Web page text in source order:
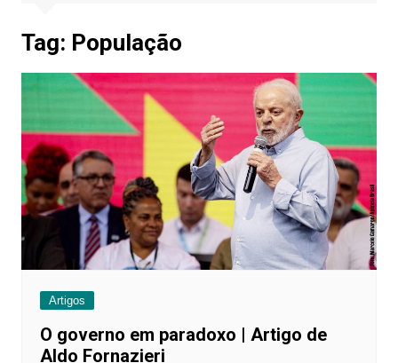
Tag: População
Artigos
O governo em paradoxo | Artigo de
Aldo Fornazieri